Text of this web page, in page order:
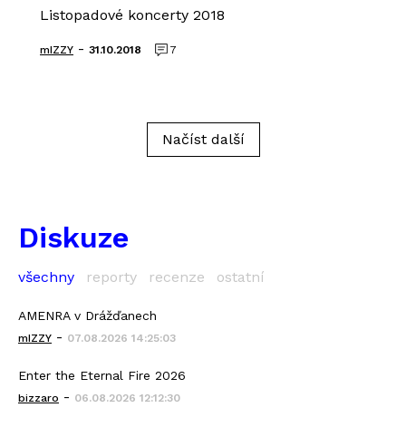
Listopadové koncerty 2018
mIZZY - 31.10.2018 7
Načíst další
Diskuze
všechny reporty recenze ostatní
AMENRA v Drážďanech
mIZZY - 07.08.2026 14:25:03
Enter the Eternal Fire 2026
bizzaro - 06.08.2026 12:12:30